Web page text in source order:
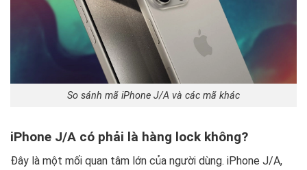
So sánh mã iPhone J/A và các mã khác
iPhone J/A có phải là hàng lock không?
Đây là một mối quan tâm lớn của người dùng. iPhone J/A,